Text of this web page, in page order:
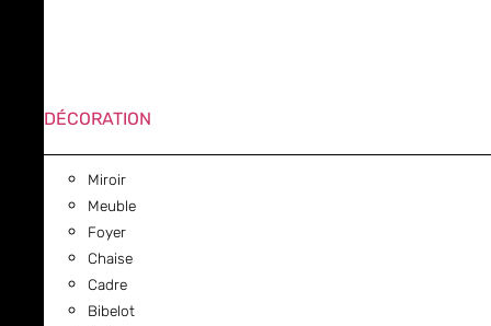
DÉCORATION
Miroir
Meuble
Foyer
Chaise
Cadre
Bibelot